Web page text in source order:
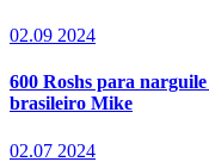
02.09 2024
600 Roshs para
brasileiro Mike
02.07 2024